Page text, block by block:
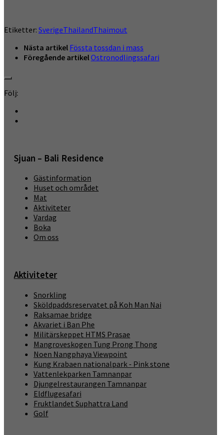
Etiketter: SverigeThailandThaimout
Nästa artikel Fössta tossdan i mass
Föregående artikelOstronodlingssafari
Följ:
Sjuan – Bali Residence
Gästinformation
Huset och området
Mat
Aktiviteter
Vardag
Boka
Om oss
Aktiviteter
Snorkling
Sköldpaddsreservatet på Koh Man Nai
Raksamae bridge
Akvariet i Ban Phe
Militärskeppet HTMS Prasae
Mangroveskogen Tung Prong Thong
Noen Nangphaya Viewpoint
Kung Krabaen nationalpark - Pink stone
Vattenlekparken Tamnanpar
Djungelrestaurangen Tamnanpar
Eldflugesafari
Fruktlandet Suphattra Land
Golf